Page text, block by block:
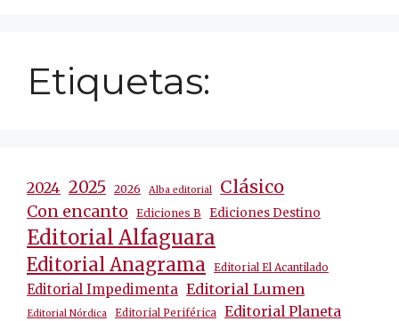
Etiquetas:
2024 2025 2026 Alba editorial Clásico
Con encanto Ediciones B Ediciones Destino
Editorial Alfaguara
Editorial Anagrama Editorial El Acantilado
Editorial Impedimenta Editorial Lumen
Editorial Nórdica Editorial Periférica Editorial Planeta